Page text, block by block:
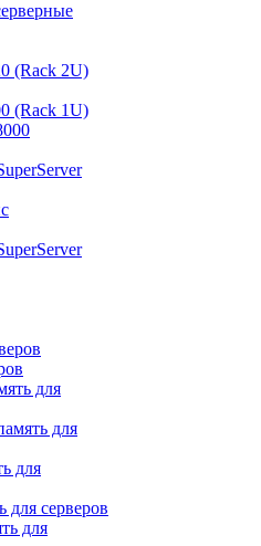
(Rack 2U)
(Rack 1U)
для
для
для
серверов
для